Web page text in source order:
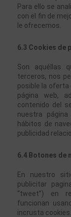
Para ello se
con el fin de
le ofrecemos.
6.3 Cookies de
Son aquéllas
terceros, nos
posible la oferta
página web,
contenido del
nuestra
hábitos de
publicidad
6.4 Botones de
En nuestro
publicitar
“tweet”) en
funcionan
incrusta